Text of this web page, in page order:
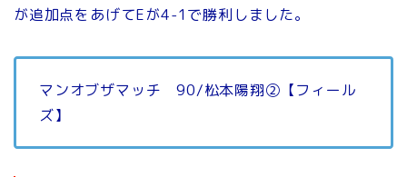
が追加点をあげてEが4-1で勝利しました。
マンオブザマッチ 90/松本陽翔②【フィール
ズ】